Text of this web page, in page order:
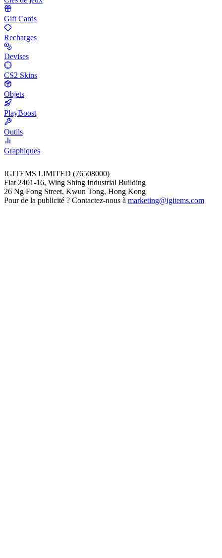
Gift Cards
Recharges
Devises
CS2 Skins
Objets
PlayBoost
Outils
Graphiques
IGITEMS LIMITED (76508000)
Flat 2401-16, Wing Shing Industrial Building
26 Ng Fong Street, Kwun Tong, Hong Kong
Pour de la publicité ? Contactez-nous à marketing@igitems.com